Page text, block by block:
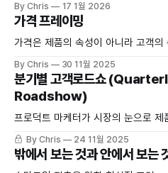
By Chris 17 1월 2026
가격 프레이밍
가격은 제품의 속성이 아니라 고객의
By Chris 30 11월 2025
분기별 고객로드쇼
Roadshow)
프로덕트 마케터가 시장의 눈으로
By Chris 24 11월 2025
밖에서 보는 것과 안에서 보는